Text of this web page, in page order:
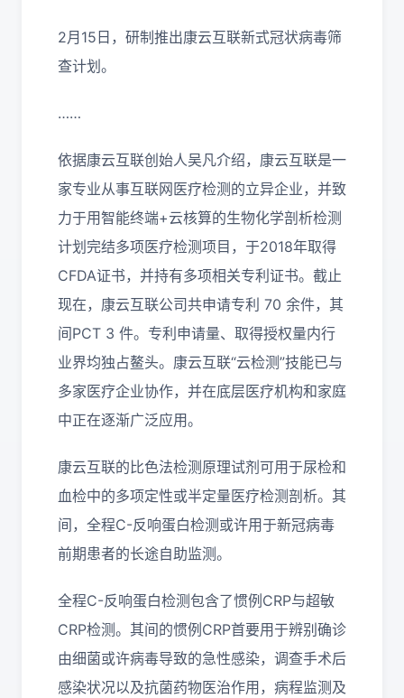
2月15日，研制推出康云互联新式冠状病毒筛
查计划。
……
依据康云互联创始人吴凡介绍，康云互联是一
家专业从事互联网医疗检测的立异企业，并致
力于用智能终端+云核算的生物化学剖析检测
计划完结多项医疗检测项目，于2018年取得
CFDA证书，并持有多项相关专利证书。截止
现在，康云互联公司共申请专利 70 余件，其
间PCT 3 件。专利申请量、取得授权量内行
业界均独占鳌头。康云互联“云检测”技能已与
多家医疗企业协作，并在底层医疗机构和家庭
中正在逐渐广泛应用。
康云互联的比色法检测原理试剂可用于尿检和
血检中的多项定性或半定量医疗检测剖析。其
间，全程C-反响蛋白检测或许用于新冠病毒
前期患者的长途自助监测。
全程C-反响蛋白检测包含了惯例CRP与超敏
CRP检测。其间的惯例CRP首要用于辨别确诊
由细菌或许病毒导致的急性感染，调查手术后
感染状况以及抗菌药物医治作用，病程监测及